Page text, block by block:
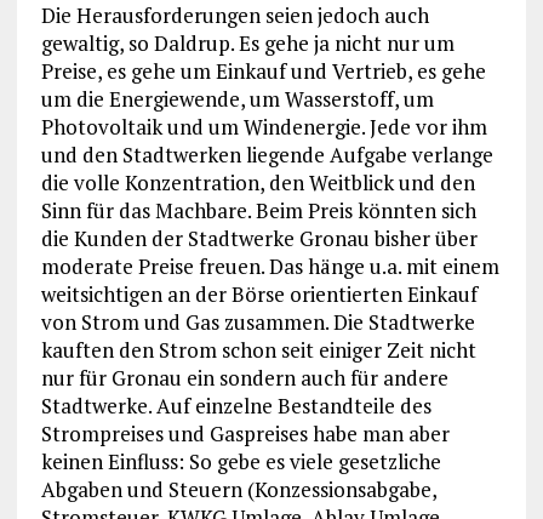
Die Herausforderungen seien jedoch auch
gewaltig, so Daldrup. Es gehe ja nicht nur um
Preise, es gehe um Einkauf und Vertrieb, es gehe
um die Energiewende, um Wasserstoff, um
Photovoltaik und um Windenergie. Jede vor ihm
und den Stadtwerken liegende Aufgabe verlange
die volle Konzentration, den Weitblick und den
Sinn für das Machbare. Beim Preis könnten sich
die Kunden der Stadtwerke Gronau bisher über
moderate Preise freuen. Das hänge u.a. mit einem
weitsichtigen an der Börse orientierten Einkauf
von Strom und Gas zusammen. Die Stadtwerke
kauften den Strom schon seit einiger Zeit nicht
nur für Gronau ein sondern auch für andere
Stadtwerke. Auf einzelne Bestandteile des
Strompreises und Gaspreises habe man aber
keinen Einfluss: So gebe es viele gesetzliche
Abgaben und Steuern (Konzessionsabgabe,